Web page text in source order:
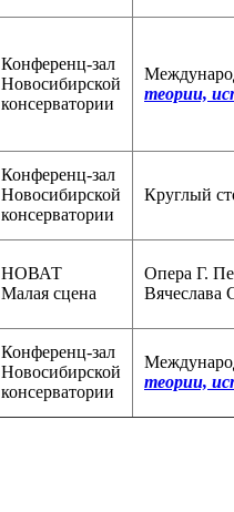
Конференц-зал
Новосибирской
консерватории
теории,
Конференц-зал
Новосибирской
консерватории
Круглый
НОВАТ
Малая сцена
Опера Г.
Вячеслава
Конференц-зал
Новосибирской
консерватории
теории,